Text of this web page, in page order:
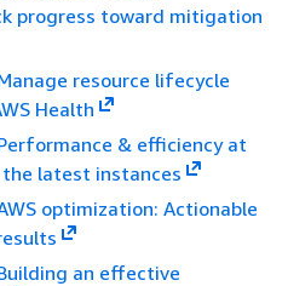
progress toward mitigation
resource lifecycle
Health
& efficiency at
latest instances
optimization: Actionable
an effective